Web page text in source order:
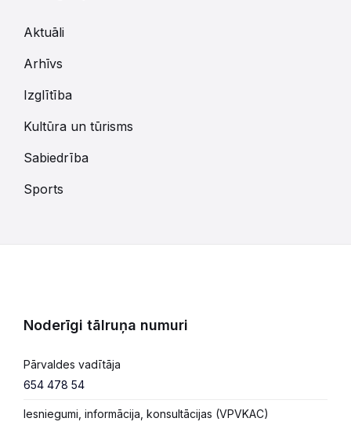
Aktuāli
Arhīvs
Izglītība
Kultūra un tūrisms
Sabiedrība
Sports
Noderīgi tālruņa numuri
Pārvaldes vadītāja
654 478 54
Iesniegumi, informācija, konsultācijas (VPVKAC)